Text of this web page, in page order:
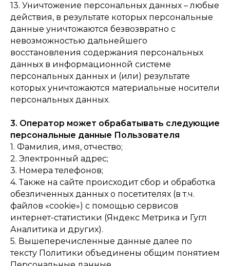
13. Уничтожение персональных данных – любые
действия, в результате которых персональные
данные уничтожаются безвозвратно с
невозможностью дальнейшего
восстановления содержания персональных
данных в информационной системе
персональных данных и (или) результате
которых уничтожаются материальные носители
персональных данных.
3. Оператор может обрабатывать следующие
персональные данные Пользователя
1. Фамилия, имя, отчество;
2. Электронный адрес;
3. Номера телефонов;
4. Также на сайте происходит сбор и обработка
обезличенных данных о посетителях (в т.ч.
файлов «cookie») с помощью сервисов
интернет-статистики (Яндекс Метрика и Гугл
Аналитика и других).
5. Вышеперечисленные данные далее по
тексту Политики объединены общим понятием